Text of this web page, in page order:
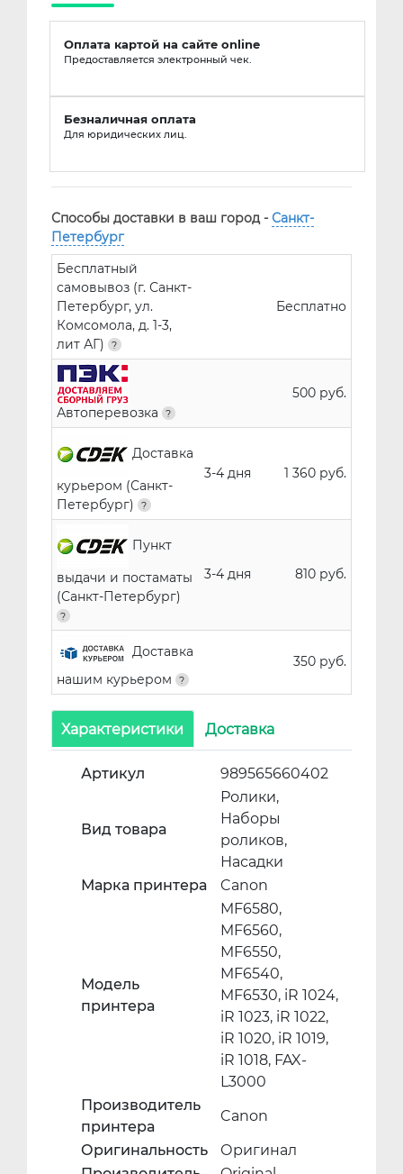
Оплата картой на сайте online
Предоставляется электронный чек.
Безналичная оплата
Для юридических лиц.
Способы доставки в ваш город - Санкт-
Петербург
Бесплатный
самовывоз (г. Санкт-
Петербург, ул.
Комсомола, д. 1-3,
лит АГ)
Бесплатно
Автоперевозка
500 руб.
Доставка
курьером (Санкт-
Петербург)
3-4 дня 1 360 руб.
Пункт
выдачи и постаматы
(Санкт-Петербург)
3-4 дня 810 руб.
Доставка
нашим курьером
350 руб.
Характеристики Доставка
Артикул 989565660402
Вид товара
Ролики,
Наборы
роликов,
Насадки
Марка принтера
Canon
Модель
принтера
MF6580,
MF6560,
MF6550,
MF6540,
MF6530, iR 1024,
iR 1023, iR 1022,
iR 1020, iR 1019,
iR 1018, FAX-
L3000
Производитель
принтера
Canon
Оригинальность
Оригинал